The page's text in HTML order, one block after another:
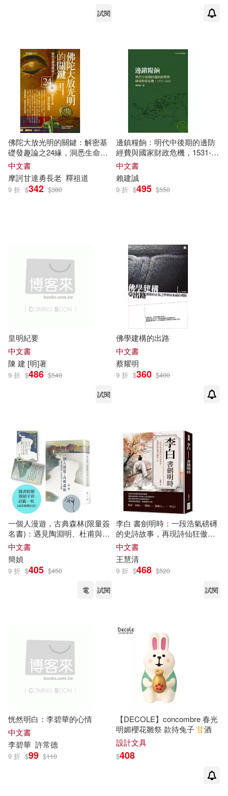
蘇丹(2)
言叔夏(2)
詹姆斯．坎貝爾(2) 謝裕民(2)
路易斯‧達奈爾(2) 邢福增(2)
郇慶治(2) 郭樹清(2)
鍾玲(2)
閻建濱(2)
陳忠(2)
陳智德(2)
食夢蟹(2) 高博倫(2)
黃偉明(2) 黃家祥(2)
黃小軍（主編）(2) 黃明同(2)
黃星建(2) 黃春嘉(2)
黎建球(2) 齋藤勝裕(2)
(德)赫爾穆特·威利·約斯 (德)克利斯
特爾·卡皮茨基著(1)
(日)溝口雄三(1) (明)張弼(1)
(法)埃德加·莫蘭(1)
(美)普雷特(1)
(英)特雷金扎(1)
吉林出版集團有限責任公司(4)
學苑出版社(4)
安徽文藝出版社(4)
小漫遊文化(4) 尖端(4)
復旦大學出版社(4)
甘肅人民出版社(4)
經史子集(4)
重慶出版社(4)
上海社會科學院出版社(3)
中國友誼出版公司(3)
中國文史出版社(3)
中國科學技術出版社(3)
中國計量出版社(3)
中國財政經濟出版社(3)
中山大學出版社(3)
試閱
佛陀大放光明的關鍵：解密基
礎發趣論之24緣，洞悉生命運
作的規則
中文書
摩訶甘達勇長老 釋祖道
9 折 $342 $380
邊鎮糧餉：明代中後期的邊防
經費與國家財政危機，1531-
1602
中文書
賴建誠
9 折 $495 $550
皇明紀要
中文書
陳 建 [明]著
9 折 $486 $540
試閱
佛學建構的出路
中文書
蔡耀明
9 折 $360 $400
一個人漫遊，古典森林(限量簽
名書)：遇見陶淵明、杜甫與李
白、李商隱
中文書
簡媜
9 折 $405 $450
電
試閱
李白 書劍明時：一段浩氣磅礡
的史詩故事，再現詩仙狂傲不
羈的一生
中文書
王慧清
9 折 $468 $520
試閱
恍然明白：李碧華的心情
中文書
李碧華 許常德
9 折 $99 $110
【DECOLE】concombre 春光
明媚櫻花雛祭 款待兔子甘酒
設計文具
$408